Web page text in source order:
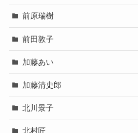
前原瑞樹
前田敦子
加藤あい
加藤清史郎
北川景子
北村匠